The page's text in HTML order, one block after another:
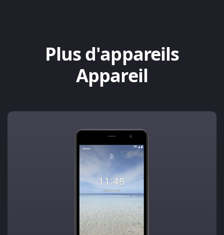
Plus d'appareils
Appareil